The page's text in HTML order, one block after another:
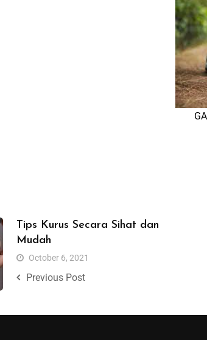
Tips Kurus Secara Sihat dan
Mudah
October 6, 2021
Previous Post